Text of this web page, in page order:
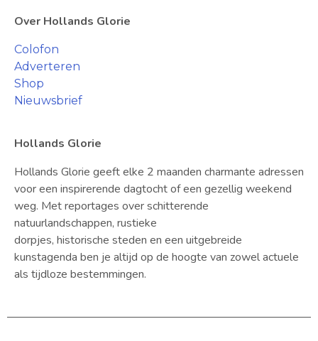
Over Hollands Glorie
Colofon
Adverteren
Shop
Nieuwsbrief
Hollands Glorie
Hollands Glorie geeft elke 2 maanden charmante adressen
voor een inspirerende dagtocht of een gezellig weekend
weg. Met reportages over schitterende
natuurlandschappen, rustieke
dorpjes, historische steden en een uitgebreide
kunstagenda ben je altijd op de hoogte van zowel actuele
als tijdloze bestemmingen.